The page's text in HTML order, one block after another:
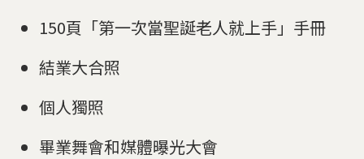
150頁「第一次當聖誕老人就上手」手冊
結業大合照
個人獨照
畢業舞會和媒體曝光大會